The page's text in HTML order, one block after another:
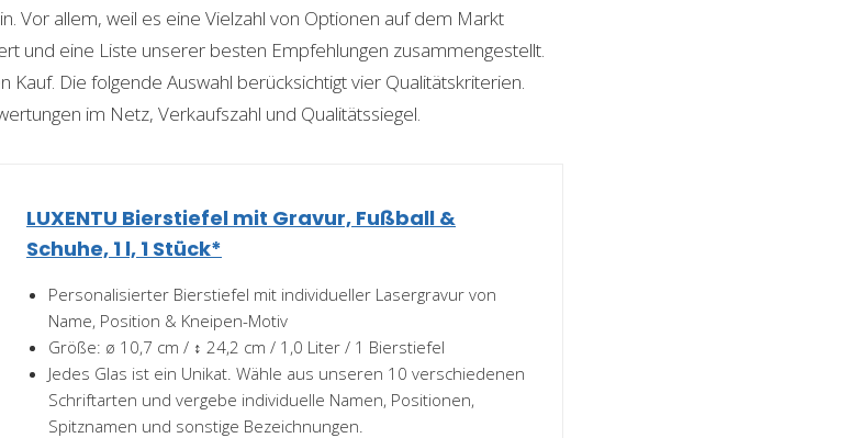
Vor allem, weil es eine Vielzahl von Optionen auf dem Markt
und eine Liste unserer besten Empfehlungen zusammengestellt.
Die folgende Auswahl berücksichtigt vier Qualitätskriterien.
im Netz, Verkaufszahl und Qualitätssiegel.
LUXENTU Bierstiefel mit Gravur, Fußball &
Schuhe, 1 l, 1 Stück*
Personalisierter Bierstiefel mit individueller Lasergravur von
Name, Position & Kneipen-Motiv
Größe: ø 10,7 cm / ↕ 24,2 cm / 1,0 Liter / 1 Bierstiefel
Jedes Glas ist ein Unikat. Wähle aus unseren 10 verschiedenen
Schriftarten und vergebe individuelle Namen, Positionen,
Spitznamen und sonstige Bezeichnungen.